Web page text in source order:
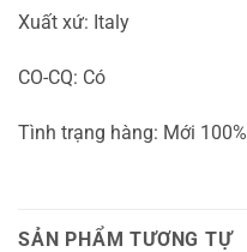
Xuất xứ: Italy
CO-CQ: Có
Tình trạng hàng: Mới 100%
SẢN PHẨM TƯƠNG TỰ